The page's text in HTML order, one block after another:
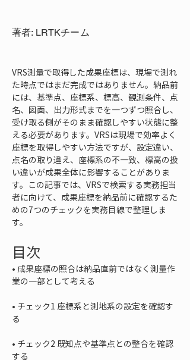
著者: LRTKチーム
VRS測量で取得した成果座標は、現場で測れ
た時点ではまだ完成ではありません。納品前
には、基準点、座標系、標高、観測条件、点
名、図面、出力形式までを一つずつ照合し、
受け取る側がそのまま確認しやすい状態に整
える必要があります。VRSは現場で効率よく
座標を取得しやすい方法ですが、設定違い、
点名の取り違え、座標系の不一致、標高の扱
い違いが成果全体に影響することがありま
す。この記事では、VRSで検索する実務担当
者に向けて、成果座標を納品前に確認するた
めの7つのチェックを実務目線で整理しま
す。
目次
• 成果座標の照合は納品直前ではなく測量作
• チェック1 座標系と測地系の設定を確認す
• チェック2 既知点や基準点との整合を確認